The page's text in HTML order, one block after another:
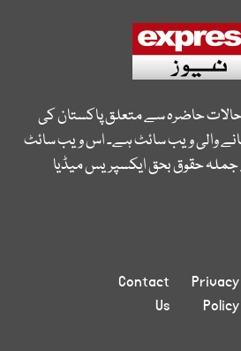
حالات حاضرہ سے متعلق پاکستان کی
والی ویب سائٹ ہے۔ اس ویب سائٹ
جملہ حقوق بحق ایکسپریس میڈیا
Privacy
Policy
Contact
Us